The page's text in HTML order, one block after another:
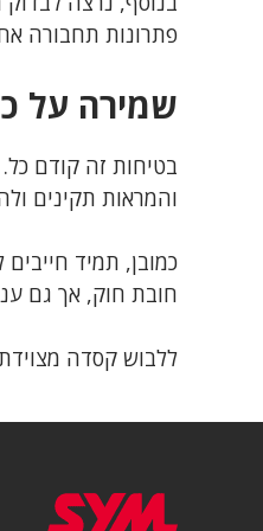
פתרונות תחבורה
שמירה על
בטיחות זה קודם
והמראות תקינים
כמובן, תמיד חייבים
חובת חוק, אך גם
ללבוש קסדה